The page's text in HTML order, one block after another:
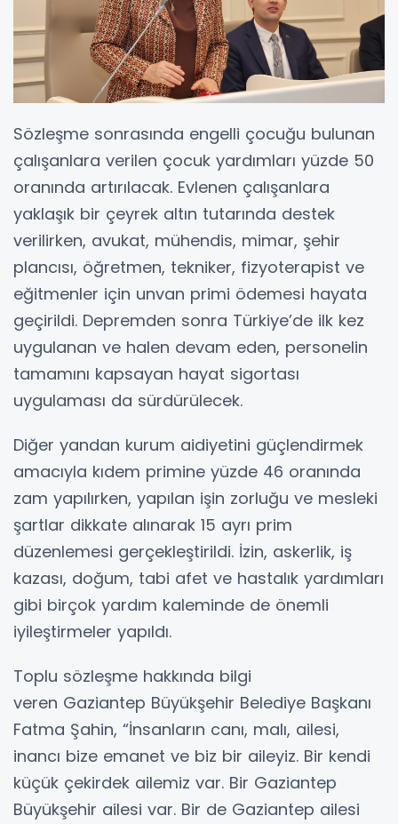
Sözleşme sonrasında engelli çocuğu bulunan
çalışanlara verilen çocuk yardımları yüzde 50
oranında artırılacak. Evlenen çalışanlara
yaklaşık bir çeyrek altın tutarında destek
verilirken, avukat, mühendis, mimar, şehir
plancısı, öğretmen, tekniker, fizyoterapist ve
eğitmenler için unvan primi ödemesi hayata
geçirildi. Depremden sonra Türkiye’de ilk kez
uygulanan ve halen devam eden, personelin
tamamını kapsayan hayat sigortası
uygulaması da sürdürülecek.
Diğer yandan kurum aidiyetini güçlendirmek
amacıyla kıdem primine yüzde 46 oranında
zam yapılırken, yapılan işin zorluğu ve mesleki
şartlar dikkate alınarak 15 ayrı prim
düzenlemesi gerçekleştirildi. İzin, askerlik, iş
kazası, doğum, tabi afet ve hastalık yardımları
gibi birçok yardım kaleminde de önemli
iyileştirmeler yapıldı.
Toplu sözleşme hakkında bilgi
veren Gaziantep Büyükşehir Belediye Başkanı
Fatma Şahin, “İnsanların canı, malı, ailesi,
inancı bize emanet ve biz bir aileyiz. Bir kendi
küçük çekirdek ailemiz var. Bir Gaziantep
Büyükşehir ailesi var. Bir de Gaziantep ailesi